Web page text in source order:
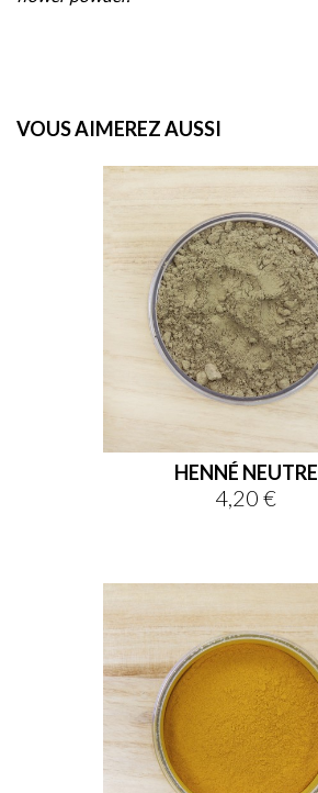
VOUS AIMEREZ AUSSI
HENNÉ NEUTRE
Prix
4,20 €